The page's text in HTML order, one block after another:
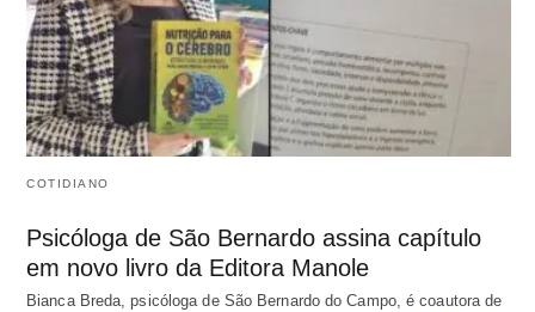
COTIDIANO
Psicóloga de São Bernardo assina capítulo
em novo livro da Editora Manole
Bianca Breda, psicóloga de São Bernardo do Campo, é coautora de